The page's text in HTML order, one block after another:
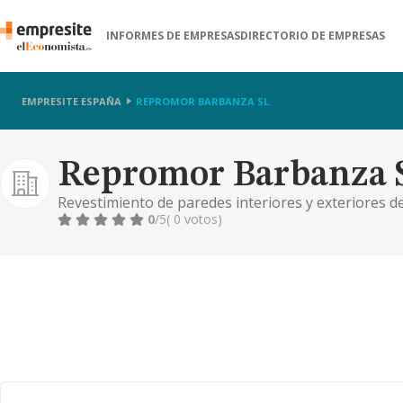
INFORMES DE EMPRESASDIRECTORIO DE EMPRESAS
EMPRESITE ESPAÑA REPROMOR BARBANZA SL.
Repromor Barbanza
Revestimiento de paredes interiores y exteriores
ejecucion de obras por cuenta propia o ajena. la
0/5( 0 votos)